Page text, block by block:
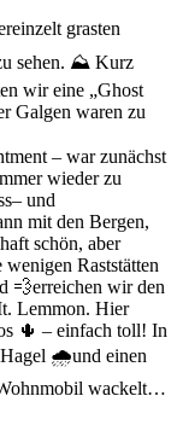
grasten
sehen. ⛰ Kurz
wir eine „Ghost
Galgen waren zu
– war zunächst
wieder zu
und
mit den Bergen,
schön, aber
Raststätten
💨erreichen wir den
Lemmon. Hier
🌵 – einfach toll! In
Hagel 🌧und einen
wackelt…